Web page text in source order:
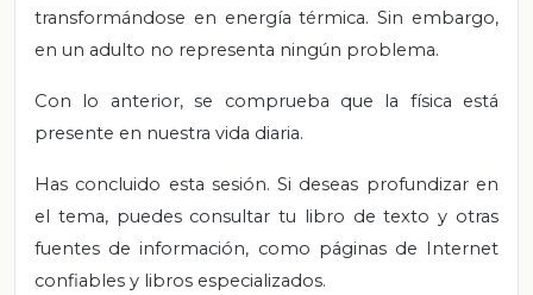
transformándose en energía térmica. Sin embargo,
en un adulto no representa ningún problema.
Con lo anterior, se comprueba que la física está
presente en nuestra vida diaria.
Has concluido esta sesión. Si deseas profundizar en
el tema, puedes consultar tu libro de texto y otras
fuentes de información, como páginas de Internet
confiables y libros especializados.